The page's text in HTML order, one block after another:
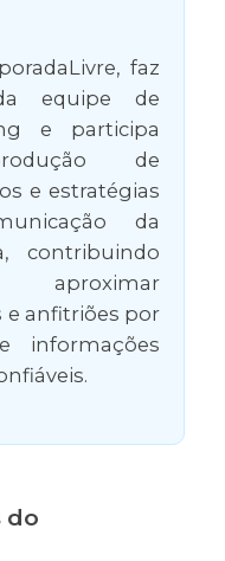
faz
equipe de
e participa
de
e estratégias
da
contribuindo
e anfitriões por
informações
do